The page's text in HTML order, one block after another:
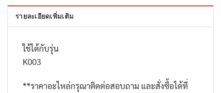
รายละเอียดเพิ่มเติม
ใช้ได้กับรุ่น
K003
**ราคาอะไหล่กรุณาติดต่อสอบถาม และสั่งซื้อได้ที่